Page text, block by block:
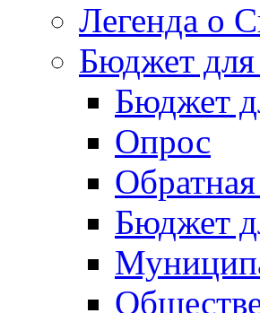
Легенда о
Бюджет
Бюджет
Опрос
Обратная
Бюджет